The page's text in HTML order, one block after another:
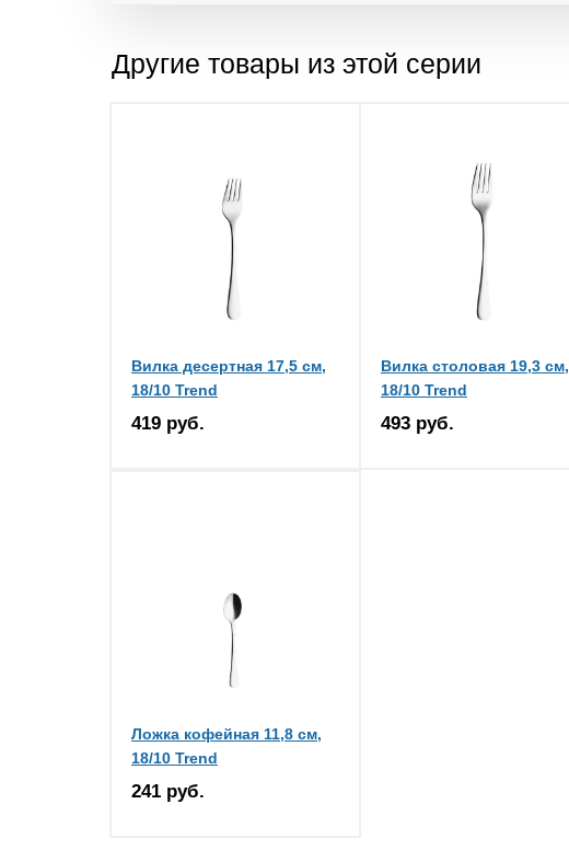
Другие товары из этой серии
Вилка десертная 17,5 см,
18/10 Trend
419 руб.
Вилка столовая 19,3 см,
18/10 Trend
493 руб.
Ложка кофейная 11,8 см,
18/10 Trend
241 руб.